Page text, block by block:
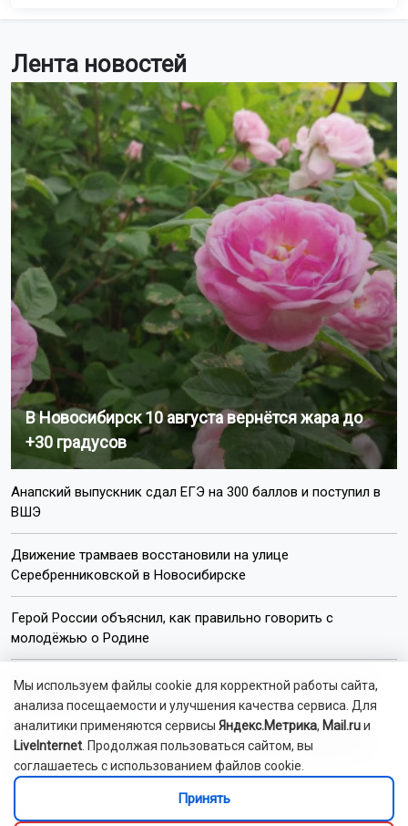
Лента новостей
В Новосибирск 10 августа вернётся жара до
+30 градусов
Анапский выпускник сдал ЕГЭ на 300 баллов и поступил в
ВШЭ
Движение трамваев восстановили на улице
Серебренниковской в Новосибирске
Герой России объяснил, как правильно говорить с
молодёжью о Родине
Ремонт моста через реку Чека в Новосибирской области
выполнили на 85%
Жителя Дагестана заставили вернуть деньги обманутой
новосибирской пенсионерке
Корабль-церковь отправится в рейд по районам
Мы используем файлы cookie для корректной работы сайта,
анализа посещаемости и улучшения качества сервиса. Для
аналитики применяются сервисы Яндекс.Метрика, Mail.ruи
LiveInternet . Продолжая пользоваться сайтом, вы
соглашаетесь с использованием файлов cookie.
Принять